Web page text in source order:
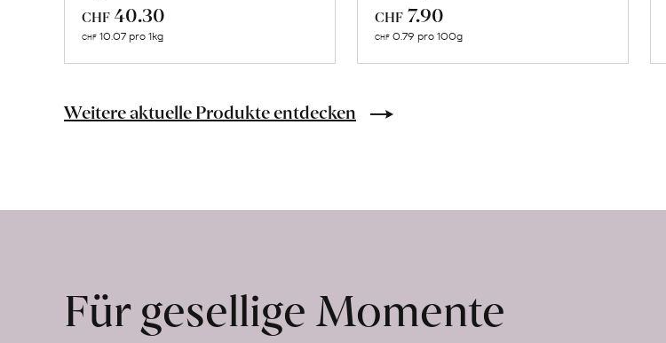
CHF 40.30
CHF 10.07 pro 1kg
«Tuono»
geschält
CHF 7.90
CHF 0.79 pro 100g
Weitere aktuelle Produkte entdecken
Für gesellige Momente